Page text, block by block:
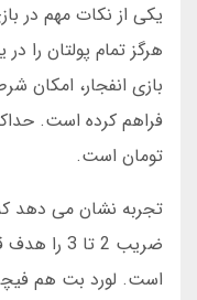
یکی از نکات مهم در
هرگز تمام پولتان را
تومان است.
تجربه نشان می دهد که
ضریب 2
است. لورد بت هم